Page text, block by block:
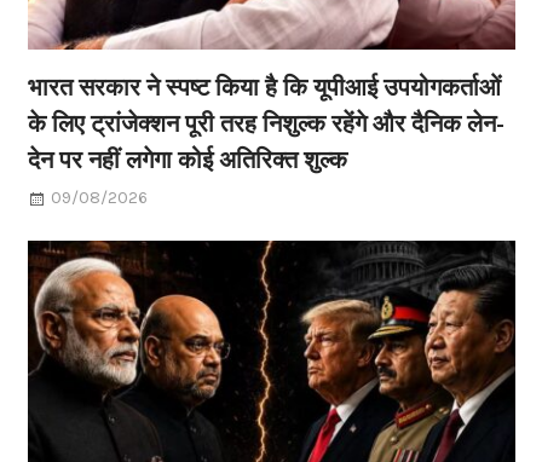
भारत सरकार ने स्पष्ट किया है कि यूपीआई उपयोगकर्ताओं
के लिए ट्रांजेक्शन पूरी तरह निशुल्क रहेंगे और दैनिक लेन-
देन पर नहीं लगेगा कोई अतिरिक्त शुल्क
09/08/2026